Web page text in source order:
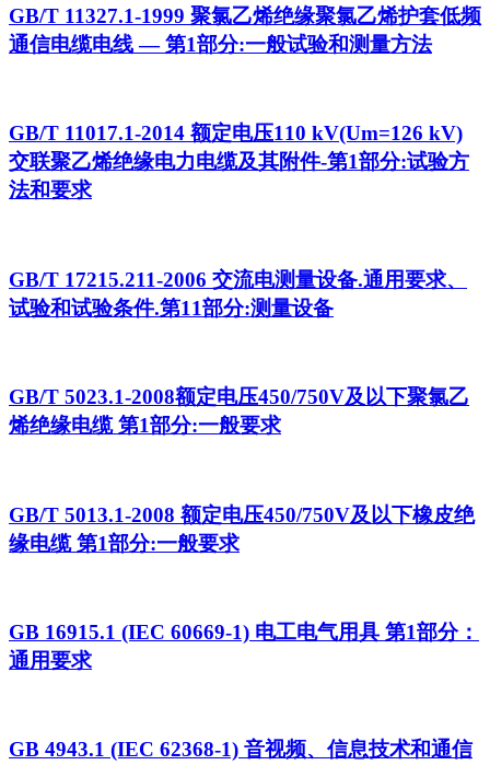
GB/T 11327.1-1999 聚氯乙烯绝缘聚氯乙烯护套低频
通信电缆电线 — 第1部分:一般试验和测量方法
GB/T 11017.1-2014 额定电压110 kV(Um=126 kV)
交联聚乙烯绝缘电力电缆及其附件-第1部分:试验方
法和要求
GB/T 17215.211-2006 交流电测量设备.通用要求、
试验和试验条件.第11部分:测量设备
GB/T 5023.1-2008额定电压450/750V及以下聚氯乙
烯绝缘电缆 第1部分:一般要求
GB/T 5013.1-2008 额定电压450/750V及以下橡皮绝
缘电缆 第1部分:一般要求
GB 16915.1 (IEC 60669-1) 电工电气用具 第1部分：
通用要求
GB 4943.1 (IEC 62368-1) 音视频、信息技术和通信